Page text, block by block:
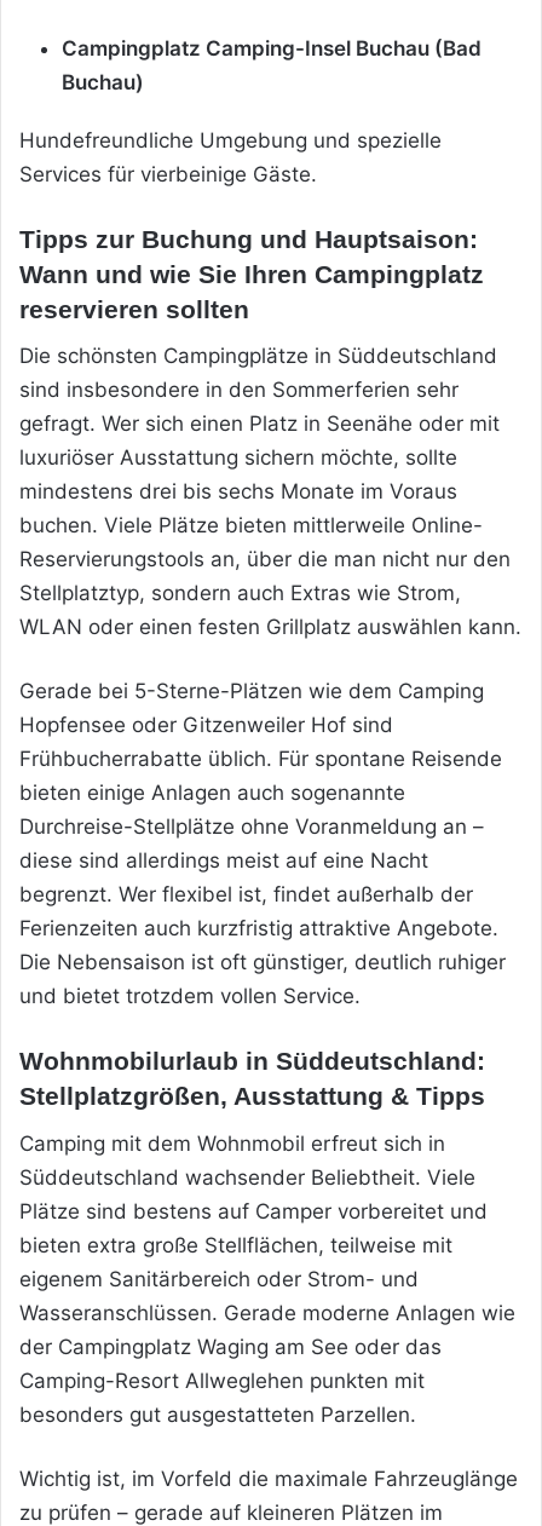
Campingplatz Camping-Insel Buchau (Bad
Buchau)
Hundefreundliche Umgebung und spezielle
Services für vierbeinige Gäste.
Tipps zur Buchung und Hauptsaison:
Wann und wie Sie Ihren Campingplatz
reservieren sollten
Die schönsten Campingplätze in Süddeutschland
sind insbesondere in den Sommerferien sehr
gefragt. Wer sich einen Platz in Seenähe oder mit
luxuriöser Ausstattung sichern möchte, sollte
mindestens drei bis sechs Monate im Voraus
buchen. Viele Plätze bieten mittlerweile Online-
Reservierungstools an, über die man nicht nur den
Stellplatztyp, sondern auch Extras wie Strom,
WLAN oder einen festen Grillplatz auswählen kann.
Gerade bei 5-Sterne-Plätzen wie dem Camping
Hopfensee oder Gitzenweiler Hof sind
Frühbucherrabatte üblich. Für spontane Reisende
bieten einige Anlagen auch sogenannte
Durchreise-Stellplätze ohne Voranmeldung an –
diese sind allerdings meist auf eine Nacht
begrenzt. Wer flexibel ist, findet außerhalb der
Ferienzeiten auch kurzfristig attraktive Angebote.
Die Nebensaison ist oft günstiger, deutlich ruhiger
und bietet trotzdem vollen Service.
Wohnmobilurlaub in Süddeutschland:
Stellplatzgrößen, Ausstattung & Tipps
Camping mit dem Wohnmobil erfreut sich in
Süddeutschland wachsender Beliebtheit. Viele
Plätze sind bestens auf Camper vorbereitet und
bieten extra große Stellflächen, teilweise mit
eigenem Sanitärbereich oder Strom- und
Wasseranschlüssen. Gerade moderne Anlagen wie
der Campingplatz Waging am See oder das
Camping-Resort Allweglehen punkten mit
besonders gut ausgestatteten Parzellen.
Wichtig ist, im Vorfeld die maximale Fahrzeuglänge
zu prüfen – gerade auf kleineren Plätzen im